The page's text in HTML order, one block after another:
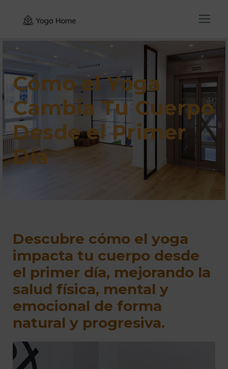
Cómo el Yoga
Cambia Tu Cuerpo
Desde el Primer
Día
Descubre cómo el yoga
impacta tu cuerpo desde
el primer día, mejorando la
salud física, mental y
emocional de forma
natural y progresiva.